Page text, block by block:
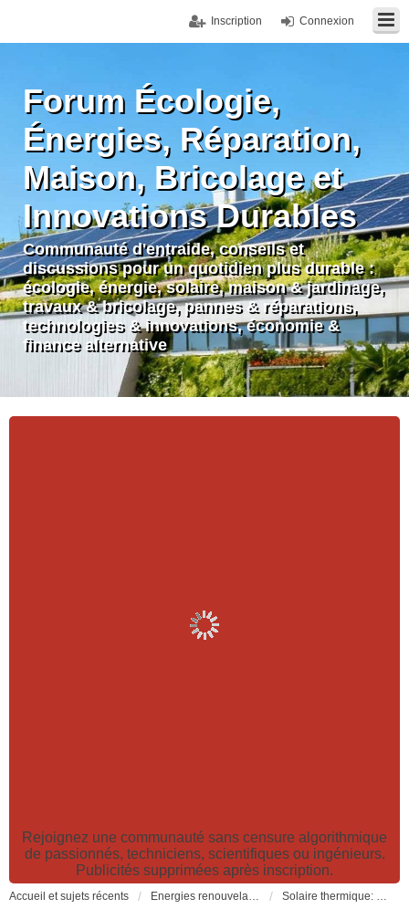
Connexion
Inscription
Forum Écologie,
Énergies, Réparation,
Maison, Bricolage et
Innovations Durables
Communauté d'entraide, conseils et
discussions pour un quotidien plus durable :
écologie, énergie, solaire, maison & jardinage,
travaux & bricolage, pannes & réparations,
technologies & innovations, économie &
finance alternative
Rejoignez une communauté sans censure algorithmique
de passionnés, techniciens, scientifiques ou ingénieurs.
Publicités supprimées après inscription.
Accueil et sujets récents Energies renouvelables et fossiles, énergie solaire, biocarburants et changement climatique Solaire thermique: capteurs solaires CESI, chauffage, ECS, fours et cuiseurs solaires